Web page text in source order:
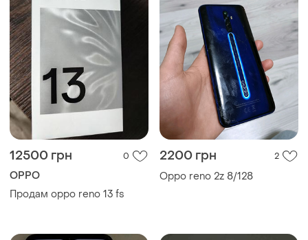
12500 грн 0
OPPO
Продам oppo reno 13 fs
2200 грн 2
Oppo reno 2z 8/128